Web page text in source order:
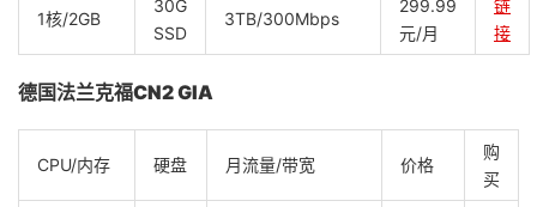
1核/2GB
30G
SSD
3TB/300Mbps
299.99
元/月
链
接
德国法兰克福CN2 GIA
CPU/内存 硬盘 月流量/带宽 价格
购
买